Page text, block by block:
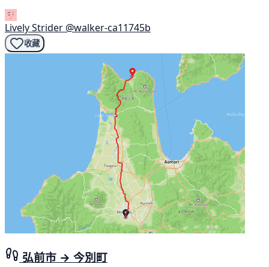
Lively Strider @walker-ca11745b
收藏
弘前市 → 今別町